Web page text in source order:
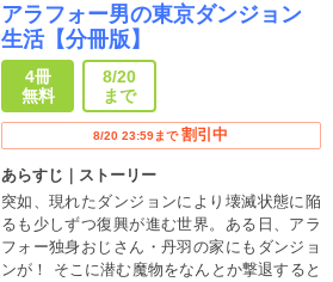
アラフォー男の東京ダンジョン
生活【分冊版】
4冊
無料
8/20
まで
8/20 23:59まで 割引中
あらすじ｜ストーリー
突如、現れたダンジョンにより壊滅状態に陥
るも少しずつ復興が進む世界。ある日、アラ
フォー独身おじさん・丹羽の家にもダンジョ
ンが！ そこに潜む魔物をなんとか撃退すると